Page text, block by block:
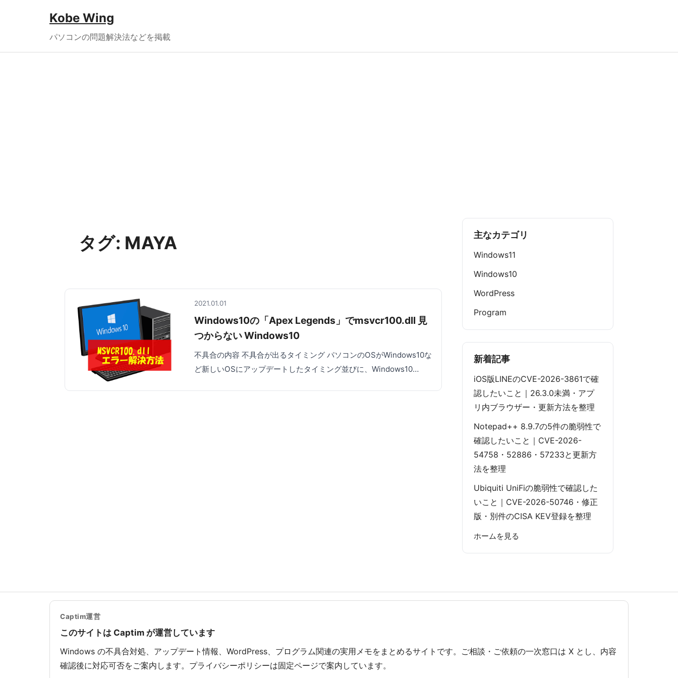
Kobe Wing
パソコンの問題解決法などを掲載
タグ: MAYA
2021.01.01
Windows10の「Apex Legends」でmsvcr100.dll 見
つからない Windows10
不具合の内容 不具合が出るタイミング パソコンのOSがWindows10な
ど新しいOSにアップデートしたタイミング並びに、Windows10…
主なカテゴリ
Windows11
Windows10
WordPress
Program
新着記事
iOS版LINEのCVE-2026-3861で確
認したいこと｜26.3.0未満・アプ
リ内ブラウザー・更新方法を整理
Notepad++ 8.9.7の5件の脆弱性で
確認したいこと｜CVE-2026-
54758・52886・57233と更新方
法を整理
Ubiquiti UniFiの脆弱性で確認した
いこと｜CVE-2026-50746・修正
版・別件のCISA KEV登録を整理
ホームを見る
Captim運営
このサイトは Captim が運営しています
Windows の不具合対処、アップデート情報、WordPress、プログラム関連の実用メモをまとめるサイトです。ご相談・ご依頼の一次窓口は X とし、内容
確認後に対応可否をご案内します。プライバシーポリシーは固定ページで案内しています。